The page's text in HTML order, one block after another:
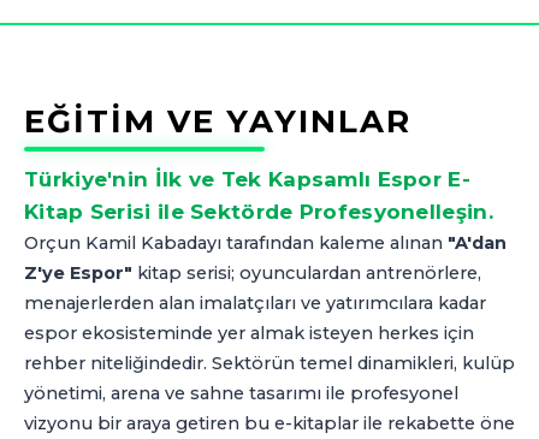
EĞİTİM VE YAYINLAR
Türkiye'nin İlk ve Tek Kapsamlı Espor E-
Kitap Serisi ile Sektörde Profesyonelleşin.
Orçun Kamil Kabadayı tarafından kaleme alınan "A'dan
Z'ye Espor" kitap serisi; oyunculardan antrenörlere,
menajerlerden alan imalatçıları ve yatırımcılara kadar
espor ekosisteminde yer almak isteyen herkes için
rehber niteliğindedir. Sektörün temel dinamikleri, kulüp
yönetimi, arena ve sahne tasarımı ile profesyonel
vizyonu bir araya getiren bu e-kitaplar ile rekabette öne